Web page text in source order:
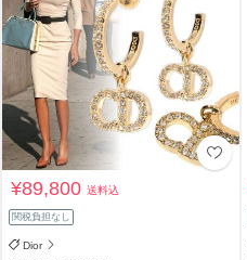
¥89,800送料込
関税負担なし
Dior